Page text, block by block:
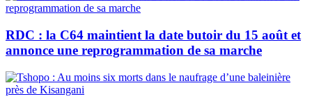
RDC : la C64 maintient la date butoir du 15 août et
annonce une reprogrammation de sa marche